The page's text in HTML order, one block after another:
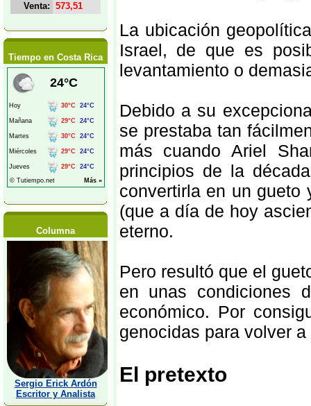
Venta: 573,51
Tiempo en Costa Rica
Columna
Sergio Erick Ardón
Escritor y Analista
La ubicación
Israel, de que es
levantamiento o
Debido a su
se prestaba tan
más cuando Ariel
principios de la
convertirla en un gueto
(que a día de hoy
eterno.
Pero resultó que el
en unas condiciones
económico. Por
genocidas para volver
El pretexto